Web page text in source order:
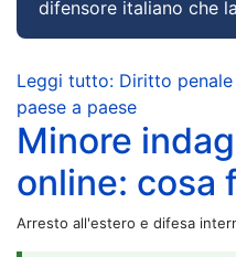
difensore italiano che
Leggi tutto: Diritto
paese a paese
Minore
online: cosa
Arresto all'estero e difesa